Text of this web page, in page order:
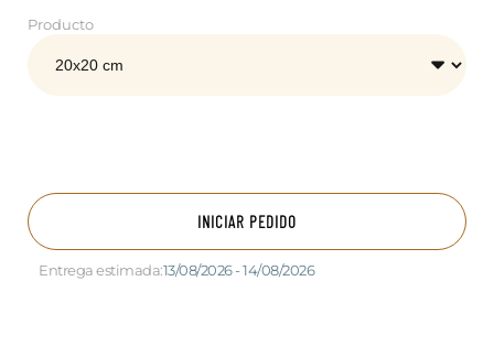
Producto
INICIAR PEDIDO
Entrega estimada:13/08/2026 - 14/08/2026